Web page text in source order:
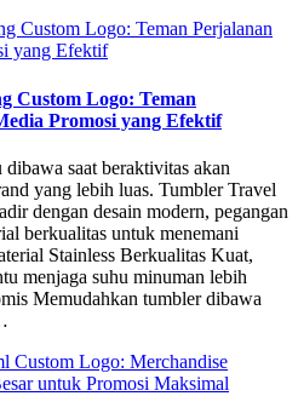
Custom Logo: Teman
Promosi yang Efektif
saat beraktivitas akan
yang lebih luas. Tumbler Travel
dengan desain modern, pegangan
berkualitas untuk menemani
Stainless Berkualitas Kuat,
menjaga suhu minuman lebih
Memudahkan tumbler dibawa